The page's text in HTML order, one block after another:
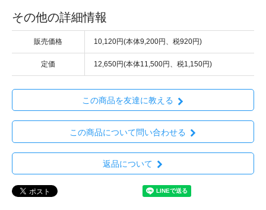
その他の詳細情報
販売価格 10,120円(本体9,200円、税920円)
定価 12,650円(本体11,500円、税1,150円)
この商品を友達に教える
この商品について問い合わせる
返品について